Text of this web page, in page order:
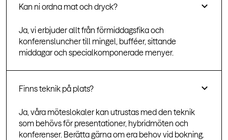
Kan ni ordna mat och dryck?
Ja, vi erbjuder allt från förmiddagsfika och
konferensluncher till mingel, bufféer, sittande
middagar och specialkomponerade menyer.
Finns teknik på plats?
Ja, våra möteslokaler kan utrustas med den teknik
som behövs för presentationer, hybridmöten och
konferenser. Berätta gärna om era behov vid bokning.